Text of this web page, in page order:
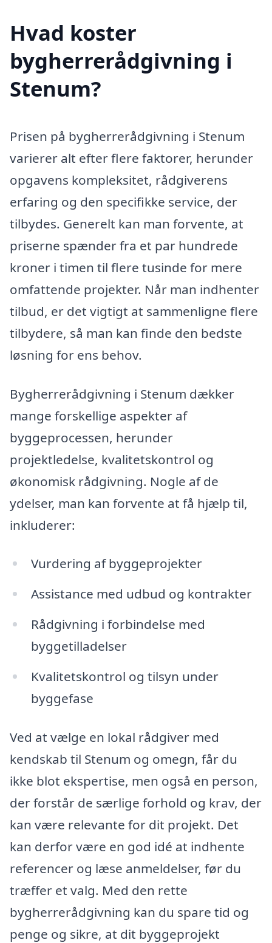
Hvad koster
bygherrerådgivning i
Stenum?
Prisen på bygherrerådgivning i Stenum
varierer alt efter flere faktorer, herunder
opgavens kompleksitet, rådgiverens
erfaring og den specifikke service, der
tilbydes. Generelt kan man forvente, at
priserne spænder fra et par hundrede
kroner i timen til flere tusinde for mere
omfattende projekter. Når man indhenter
tilbud, er det vigtigt at sammenligne flere
tilbydere, så man kan finde den bedste
løsning for ens behov.
Bygherrerådgivning i Stenum dækker
mange forskellige aspekter af
byggeprocessen, herunder
projektledelse, kvalitetskontrol og
økonomisk rådgivning. Nogle af de
ydelser, man kan forvente at få hjælp til,
inkluderer:
Vurdering af byggeprojekter
Assistance med udbud og kontrakter
Rådgivning i forbindelse med
byggetilladelser
Kvalitetskontrol og tilsyn under
byggefase
Ved at vælge en lokal rådgiver med
kendskab til Stenum og omegn, får du
ikke blot ekspertise, men også en person,
der forstår de særlige forhold og krav, der
kan være relevante for dit projekt. Det
kan derfor være en god idé at indhente
referencer og læse anmeldelser, før du
træffer et valg. Med den rette
bygherrerådgivning kan du spare tid og
penge og sikre, at dit byggeprojekt